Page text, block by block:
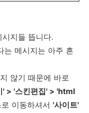
지들 뜹니다.
는 메시지는 아주 흔
않기 때문에 바로
' > '스킨편집' > 'html
이동하셔서 '사이트'